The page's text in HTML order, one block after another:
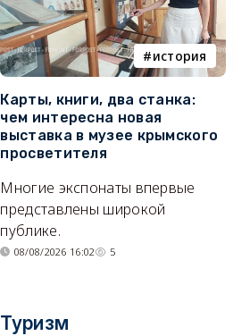
история
Карты, книги, два станка:
чем интересна новая
выставка в музее крымского
просветителя
Многие экспонаты впервые
представлены широкой
публике.
08/08/2026 16:02 5
Туризм